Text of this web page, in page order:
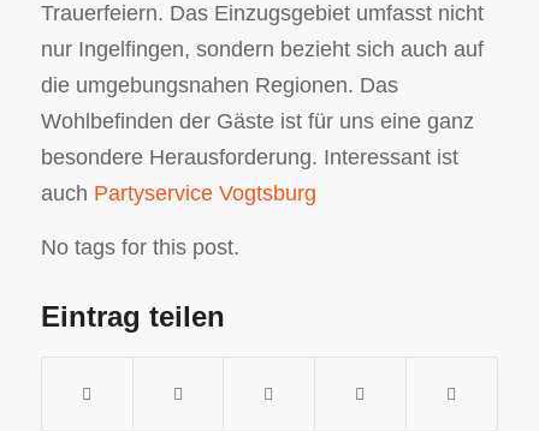
Trauerfeiern. Das Einzugsgebiet umfasst nicht
nur Ingelfingen, sondern bezieht sich auch auf
die umgebungsnahen Regionen. Das
Wohlbefinden der Gäste ist für uns eine ganz
besondere Herausforderung. Interessant ist
auch Partyservice Vogtsburg
No tags for this post.
Eintrag teilen